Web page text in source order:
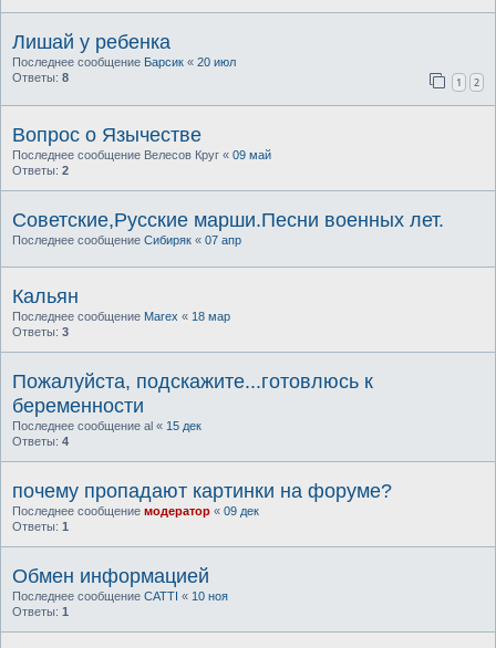
Лишай у ребенка
Последнее сообщение Барсик « 20 июл
Ответы: 8 1 2
Вопрос о Язычестве
Последнее сообщение Велесов Круг « 09 май
Ответы: 2
Советские,Русские марши.Песни военных лет.
Последнее сообщение Сибиряк « 07 апр
Кальян
Последнее сообщение Marex « 18 мар
Ответы: 3
Пожалуйста, подскажите...готовлюсь к
беременности
Последнее сообщение al « 15 дек
Ответы: 4
почему пропадают картинки на форуме?
Последнее сообщение модератор « 09 дек
Ответы: 1
Обмен информацией
Последнее сообщение CATTI « 10 ноя
Ответы: 1